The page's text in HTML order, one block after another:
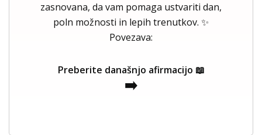
zasnovana, da vam pomaga ustvariti dan,
poln možnosti in lepih trenutkov. ✨
Povezava:
Preberite današnjo afirmacijo 📖
➡️